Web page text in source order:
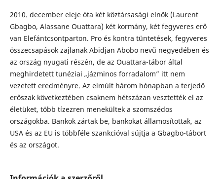
2010. december eleje óta két köztársasági elnök (Laurent
Gbagbo, Alassane Ouattara) két kormány, két fegyveres erő
van Elefántcsontparton. Pro és kontra tüntetések, fegyveres
összecsapások zajlanak Abidjan Abobo nevű negyedében és
az ország nyugati részén, de az Ouattara-tábor által
meghirdetett tunéziai „jázminos forradalom” itt nem
vezetett eredményre. Az elmúlt három hónapban a terjedő
erőszak következtében csaknem hétszázan vesztették el az
életüket, több tízezren menekültek a szomszédos
országokba. Bankok zártak be, bankokat államosítottak, az
USA és az EU is többféle szankcióval sújtja a Gbagbo-tábort
és az országot.